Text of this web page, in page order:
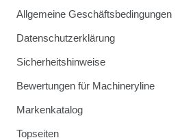
Allgemeine Geschäftsbedingungen
Datenschutzerklärung
Sicherheitshinweise
Bewertungen für Machineryline
Markenkatalog
Topseiten